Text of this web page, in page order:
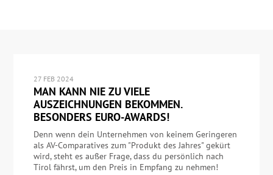
27 FEB 2024
MAN KANN NIE ZU VIELE
AUSZEICHNUNGEN BEKOMMEN.
BESONDERS EURO-AWARDS!
Denn wenn dein Unternehmen von keinem Geringeren
als AV-Comparatives zum "Produkt des Jahres" gekürt
wird, steht es außer Frage, dass du persönlich nach
Tirol fährst, um den Preis in Empfang zu nehmen!